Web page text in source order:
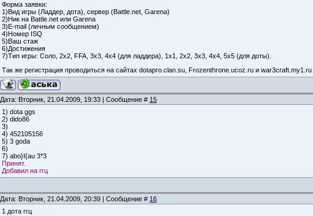
Форма заявки:
1)Вид игры (Ладдер, дота), сервер (Battle.net, Garena)
2)Ник на Battle.net или Garena
3)E-mail (личным сообщением)
4)Номер ISQ
5)Ваш стаж
6)Достижения
7)Тип игры: Соло, 2х2, FFA, 3х3, 4х4 (для ладдера), 1х1, 2х2, 3х3, 4х4, 5х5 (для доты).
Так же регистрация проводиться на сайтах dotapro.clan.su, Frozenthrone.ucoz.ru и war3craft.my1.ru
Дата: Вторник, 21.04.2009, 19:33 | Сообщение # 15
1) dota ggs
2) dido86
3)
4) 452105156
5) 3 goda
6)
7) abo}I{au 3*3
Принят.
Добавил на ггц
Дата: Вторник, 21.04.2009, 20:39 | Сообщение # 16
1 дота ггц